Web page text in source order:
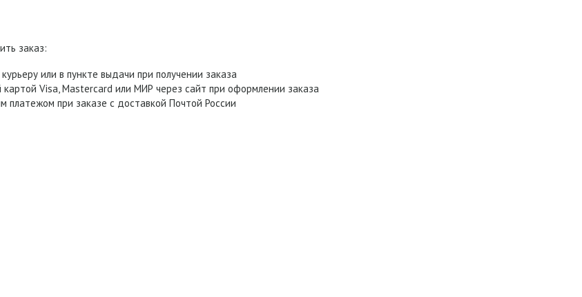
заказ:
или в пункте выдачи при получении заказа
картой Visa, Mastercard или МИР через сайт при оформлении заказа
платежом при заказе с доставкой Почтой России